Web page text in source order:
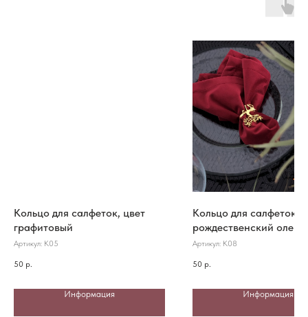
Кольцо для салфеток, цвет
графитовый
Артикул: К05
50 р.
Информация
Кольцо для салфеток
рождественский
золото
Артикул: К08
50 р.
Информация